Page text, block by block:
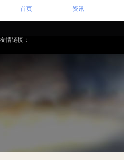
首页 资讯
友情链接：